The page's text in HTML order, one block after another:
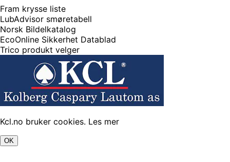
Fram krysse liste
LubAdvisor smøretabell
Norsk Bildelkatalog
EcoOnline Sikkerhet Datablad
Trico produkt velger
Kcl.no bruker cookies. Les mer
OK